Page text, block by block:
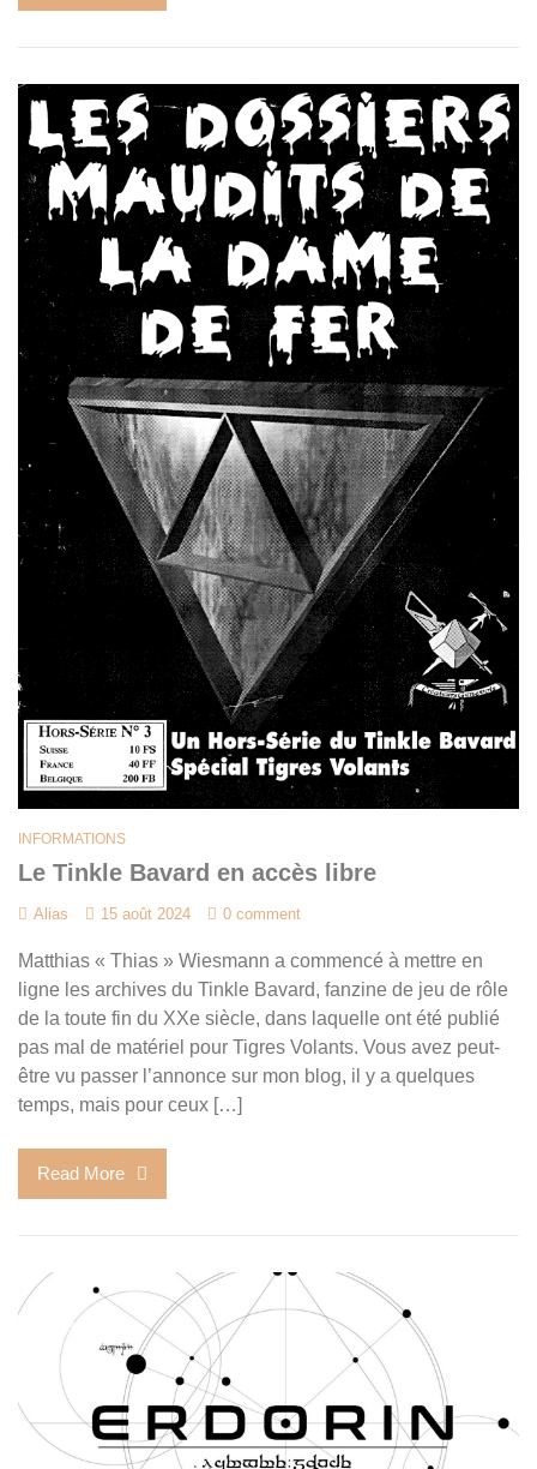
INFORMATIONS
Le Tinkle Bavard en accès libre
Alias 15 août 2024 0 comment
Matthias « Thias » Wiesmann a commencé à mettre en
ligne les archives du Tinkle Bavard, fanzine de jeu de rôle
de la toute fin du XXe siècle, dans laquelle ont été publié
pas mal de matériel pour Tigres Volants. Vous avez peut-
être vu passer l’annonce sur mon blog, il y a quelques
temps, mais pour ceux […]
Read More